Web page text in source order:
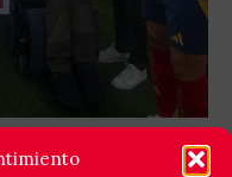
ESPAÑA Y EQUIPO